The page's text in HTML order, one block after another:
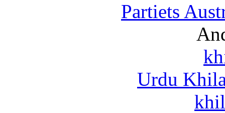
Partiets
Urdu